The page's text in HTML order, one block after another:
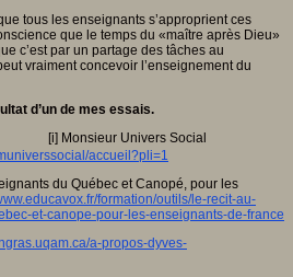
tous les enseignants s’approprient ces
que le temps du «maître après Dieu»
c’est par un partage des tâches au
vraiment concevoir l’enseignement du
d’un de mes essais.
[i] Monsieur Univers Social
accueil?pli=1
du Québec et Canopé, pour les
formation/outils/le-recit-au-
et-canope-pour-les-enseignants-de-france
a-propos-dyves-